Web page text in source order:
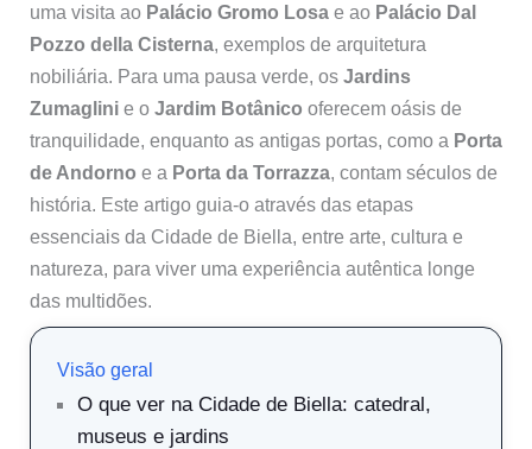
uma visita ao Palácio Gromo Losae ao Palácio Dal
Pozzo della Cisterna, exemplos de arquitetura
nobiliária. Para uma pausa verde, os Jardins
Zumaglinie o Jardim Botânico oferecem oásis de
tranquilidade, enquanto as antigas portas, como a Porta
de Andorno e a Porta da Torrazza, contam séculos de
história. Este artigo guia-o através das etapas
essenciais da Cidade de Biella, entre arte, cultura e
natureza, para viver uma experiência autêntica longe
das multidões.
Visão geral
O que ver na Cidade de Biella: catedral,
museus e jardins